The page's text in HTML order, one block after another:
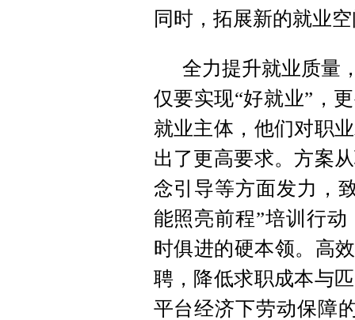
同时，拓展新的就业
全力提升就业质量
仅要实现“好就业”，
就业主体，他们对职
出了更高要求。方案
念引导等方面发力，
能照亮前程”培训行
时俱进的硬本领。高
聘，降低求职成本与
平台经济下劳动保障